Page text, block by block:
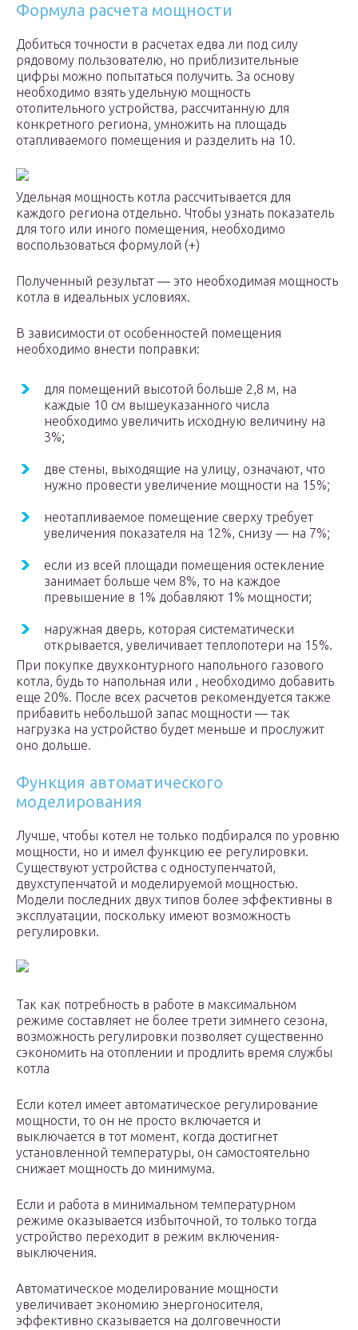
Формула расчета мощности
Добиться точности в расчетах едва ли под силу
рядовому пользователю, но приблизительные
цифры можно попытаться получить. За основу
необходимо взять удельную мощность
отопительного устройства, рассчитанную для
конкретного региона, умножить на площадь
отапливаемого помещения и разделить на 10.
Удельная мощность котла рассчитывается для
каждого региона отдельно. Чтобы узнать показатель
для того или иного помещения, необходимо
воспользоваться формулой (+)
Полученный результат — это необходимая мощность
котла в идеальных условиях.
В зависимости от особенностей помещения
необходимо внести поправки:
для помещений высотой больше 2,8 м, на
каждые 10 см вышеуказанного числа
необходимо увеличить исходную величину на
3%;
две стены, выходящие на улицу, означают, что
нужно провести увеличение мощности на 15%;
неотапливаемое помещение сверху требует
увеличения показателя на 12%, снизу — на 7%;
если из всей площади помещения остекление
занимает больше чем 8%, то на каждое
превышение в 1% добавляют 1% мощности;
наружная дверь, которая систематически
открывается, увеличивает теплопотери на 15%.
При покупке двухконтурного напольного газового
котла, будь то напольная или , необходимо добавить
еще 20%. После всех расчетов рекомендуется также
прибавить небольшой запас мощности — так
нагрузка на устройство будет меньше и прослужит
оно дольше.
Функция автоматического
моделирования
Лучше, чтобы котел не только подбирался по уровню
мощности, но и имел функцию ее регулировки.
Существуют устройства с одноступенчатой,
двухступенчатой и моделируемой мощностью.
Модели последних двух типов более эффективны в
эксплуатации, поскольку имеют возможность
регулировки.
Так как потребность в работе в максимальном
режиме составляет не более трети зимнего сезона,
возможность регулировки позволяет существенно
сэкономить на отоплении и продлить время службы
котла
Если котел имеет автоматическое регулирование
мощности, то он не просто включается и
выключается в тот момент, когда достигнет
установленной температуры, он самостоятельно
снижает мощность до минимума.
Если и работа в минимальном температурном
режиме оказывается избыточной, то только тогда
устройство переходит в режим включения-
выключения.
Автоматическое моделирование мощности
увеличивает экономию энергоносителя,
эффективно сказывается на долговечности